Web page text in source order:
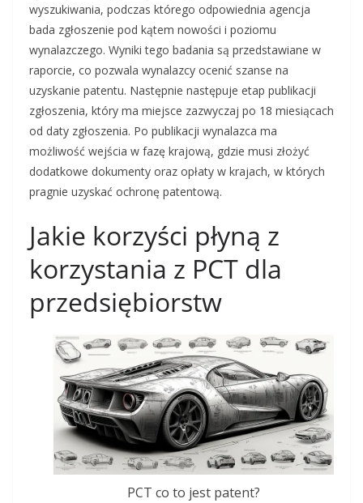
wyszukiwania, podczas którego odpowiednia agencja
bada zgłoszenie pod kątem nowości i poziomu
wynalazczego. Wyniki tego badania są przedstawiane w
raporcie, co pozwala wynalazcy ocenić szanse na
uzyskanie patentu. Następnie następuje etap publikacji
zgłoszenia, który ma miejsce zazwyczaj po 18 miesiącach
od daty zgłoszenia. Po publikacji wynalazca ma
możliwość wejścia w fazę krajową, gdzie musi złożyć
dodatkowe dokumenty oraz opłaty w krajach, w których
pragnie uzyskać ochronę patentową.
Jakie korzyści płyną z
korzystania z PCT dla
przedsiębiorstw
PCT co to jest patent?